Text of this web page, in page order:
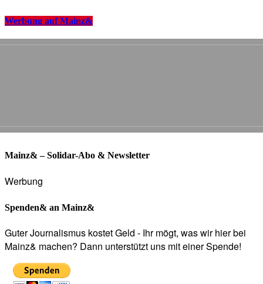
Werbung auf Mainz&
Mainz& – Solidar-Abo & Newsletter
Werbung
Spenden& an Mainz&
Guter Journalismus kostet Geld - Ihr mögt, was wir hier bei
Mainz& machen? Dann unterstützt uns mit einer Spende!